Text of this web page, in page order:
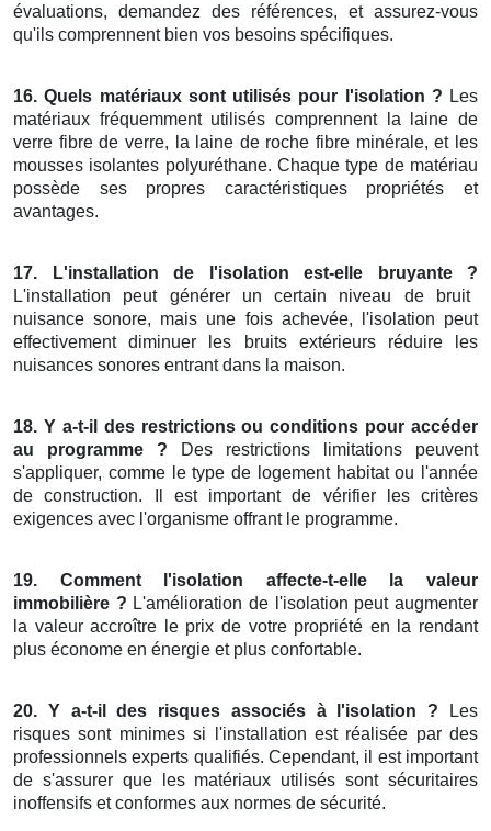
évaluations, demandez des références, et assurez-vous
qu'ils comprennent bien vos besoins spécifiques.
16. Quels matériaux sont utilisés pour l'isolation ? Les
matériaux fréquemment utilisés comprennent la laine de
verre fibre de verre, la laine de roche fibre minérale, et les
mousses isolantes polyuréthane. Chaque type de matériau
possède ses propres caractéristiques propriétés et
avantages.
17. L'installation de l'isolation est-elle bruyante ?
L'installation peut générer un certain niveau de bruit
nuisance sonore, mais une fois achevée, l'isolation peut
effectivement diminuer les bruits extérieurs réduire les
nuisances sonores entrant dans la maison.
18. Y a-t-il des restrictions ou conditions pour accéder
au programme ? Des restrictions limitations peuvent
s'appliquer, comme le type de logement habitat ou l'année
de construction. Il est important de vérifier les critères
exigences avec l'organisme offrant le programme.
19. Comment l'isolation affecte-t-elle la valeur
immobilière ? L'amélioration de l'isolation peut augmenter
la valeur accroître le prix de votre propriété en la rendant
plus économe en énergie et plus confortable.
20. Y a-t-il des risques associés à l'isolation ? Les
risques sont minimes si l'installation est réalisée par des
professionnels experts qualifiés. Cependant, il est important
de s'assurer que les matériaux utilisés sont sécuritaires
inoffensifs et conformes aux normes de sécurité.